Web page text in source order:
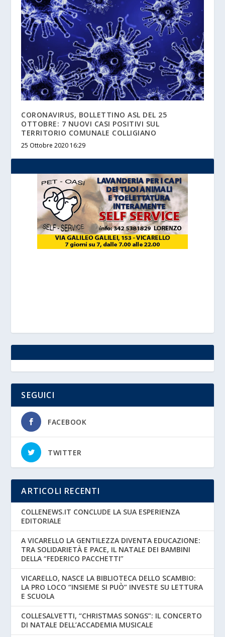
CORONAVIRUS, BOLLETTINO ASL DEL 25
OTTOBRE: 7 NUOVI CASI POSITIVI SUL
TERRITORIO COMUNALE COLLIGIANO
25 Ottobre 2020 16:29
SEGUICI
FACEBOOK
TWITTER
ARTICOLI RECENTI
COLLENEWS.IT CONCLUDE LA SUA ESPERIENZA
EDITORIALE
A VICARELLO LA GENTILEZZA DIVENTA EDUCAZIONE:
TRA SOLIDARIETÀ E PACE, IL NATALE DEI BAMBINI
DELLA “FEDERICO PACCHETTI”
VICARELLO, NASCE LA BIBLIOTECA DELLO SCAMBIO:
LA PRO LOCO “INSIEME SI PUÒ” INVESTE SU LETTURA
E SCUOLA
COLLESALVETTI, “CHRISTMAS SONGS”: IL CONCERTO
DI NATALE DELL’ACCADEMIA MUSICALE